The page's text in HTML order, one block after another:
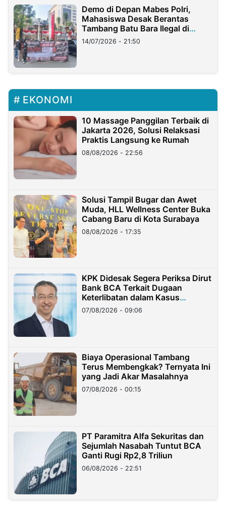
Demo di Depan Mabes Polri,
Mahasiswa Desak Berantas
Tambang Batu Bara Ilegal di
Lampung
14/07/2026 - 21:50
EKONOMI
10 Massage Panggilan Terbaik di
Jakarta 2026, Solusi Relaksasi
Praktis Langsung ke Rumah
08/08/2026 - 22:56
Solusi Tampil Bugar dan Awet
Muda, HLL Wellness Center Buka
Cabang Baru di Kota Surabaya
08/08/2026 - 17:35
KPK Didesak Segera Periksa Dirut
Bank BCA Terkait Dugaan
Keterlibatan dalam Kasus
Hilangnya Dana Nasabah Rp2,58
Miliar
07/08/2026 - 09:06
Biaya Operasional Tambang
Terus Membengkak? Ternyata Ini
yang Jadi Akar Masalahnya
07/08/2026 - 00:15
PT Paramitra Alfa Sekuritas dan
Sejumlah Nasabah Tuntut BCA
Ganti Rugi Rp2,8 Triliun
06/08/2026 - 22:51